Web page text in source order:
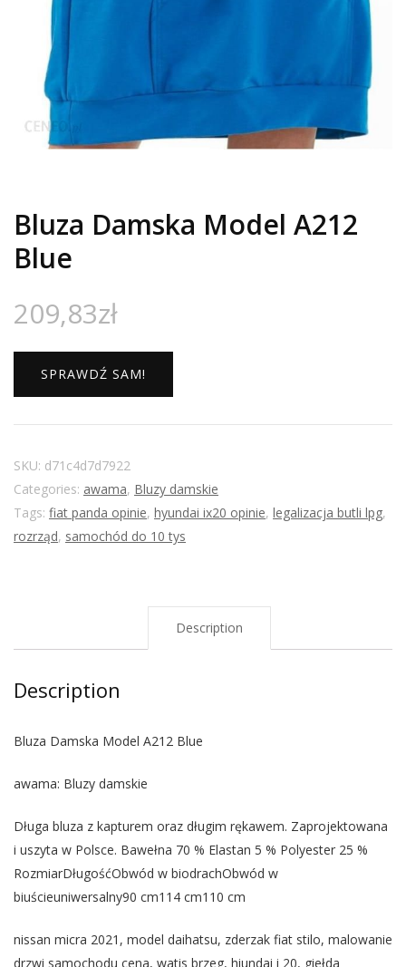
Bluza Damska Model A212
Blue
209,83zł
SPRAWDŹ SAM!
SKU: d71c4d7d7922
Categories: awama, Bluzy damskie
Tags: fiat panda opinie, hyundai ix20 opinie, legalizacja butli lpg,
rozrząd, samochód do 10 tys
Description
Description
Bluza Damska Model A212 Blue
awama: Bluzy damskie
Długa bluza z kapturem oraz długim rękawem. Zaprojektowana
i uszyta w Polsce. Bawełna 70 % Elastan 5 % Polyester 25 %
RozmiarDługośćObwód w biodrachObwód w
biuścieuniwersalny90 cm114 cm110 cm
nissan micra 2021, model daihatsu, zderzak fiat stilo, malowanie
drzwi samochodu cena, watis brzeg, hiundai i 20, giełda